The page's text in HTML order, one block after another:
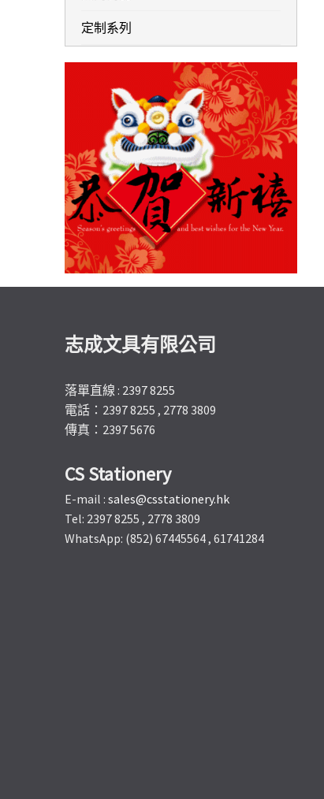
定制系列
志成文具有限公司
落單直線 : 2397 8255
電話：2397 8255 , 2778 3809
傳真：2397 5676
CS Stationery
E-mail : sales@csstationery.hk
Tel: 2397 8255 , 2778 3809
WhatsApp: (852) 67445564 , 61741284